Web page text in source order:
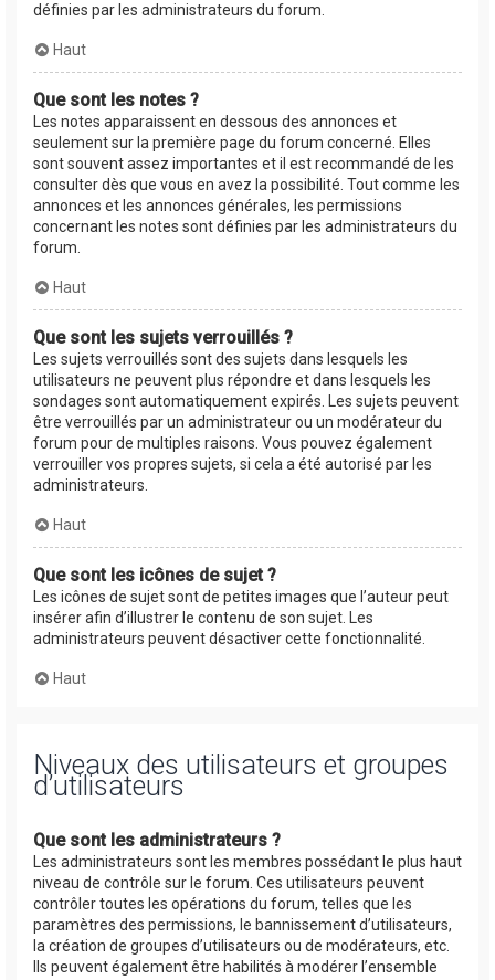
définies par les administrateurs du forum.
Haut
Que sont les notes ?
Les notes apparaissent en dessous des annonces et
seulement sur la première page du forum concerné. Elles
sont souvent assez importantes et il est recommandé de les
consulter dès que vous en avez la possibilité. Tout comme les
annonces et les annonces générales, les permissions
concernant les notes sont définies par les administrateurs du
forum.
Haut
Que sont les sujets verrouillés ?
Les sujets verrouillés sont des sujets dans lesquels les
utilisateurs ne peuvent plus répondre et dans lesquels les
sondages sont automatiquement expirés. Les sujets peuvent
être verrouillés par un administrateur ou un modérateur du
forum pour de multiples raisons. Vous pouvez également
verrouiller vos propres sujets, si cela a été autorisé par les
administrateurs.
Haut
Que sont les icônes de sujet ?
Les icônes de sujet sont de petites images que l’auteur peut
insérer afin d’illustrer le contenu de son sujet. Les
administrateurs peuvent désactiver cette fonctionnalité.
Haut
Niveaux des utilisateurs et groupes
d’utilisateurs
Que sont les administrateurs ?
Les administrateurs sont les membres possédant le plus haut
niveau de contrôle sur le forum. Ces utilisateurs peuvent
contrôler toutes les opérations du forum, telles que les
paramètres des permissions, le bannissement d’utilisateurs,
la création de groupes d’utilisateurs ou de modérateurs, etc.
Ils peuvent également être habilités à modérer l’ensemble